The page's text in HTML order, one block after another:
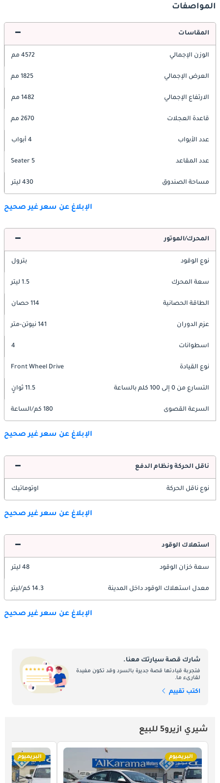
المواصفات
المقاسات
الوزن الإجمالي 4572 مم
العرض الإجمالي 1825 مم
الارتفاع الإجمالي 1482 مم
قاعدة العجلات 2670 مم
عدد الأبواب 4 أبواب
عدد المقاعد 5 Seater
مساحة الصندوق 430 ليتر
الإبلاغ عن سعر غير صحيح
المحرك/الموتور
نوع الوقود بترول
سعة المحرك 1.5 ليتر
الطاقة الحصانية 114 حصان
عزم الدوران 141 نيوتن-متر
اسطوانات 4
نوع القيادة Front Wheel Drive
التسارع من 0 إلى 100 كلم بالساعة 11.5 ثوانٍ
السرعة القصوى 180 كم/الساعة
الإبلاغ عن سعر غير صحيح
ناقل الحركة ونظام الدفع
نوع ناقل الحركة اوتوماتيك
الإبلاغ عن سعر غير صحيح
استهلاك الوقود
سعة خزان الوقود 48 ليتر
معدل استهلاك الوقود داخل المدينة 14.3 كم/ليتر
الإبلاغ عن سعر غير صحيح
شارك قصة سيارتك معنا.
فتجربة قيادتها قصة جديرة بالسرد وقد تكون مفيدة
لقارىء ما.
اكتب تقييم
شيري ازيرو5 للبيع
البريميوم البريميوم